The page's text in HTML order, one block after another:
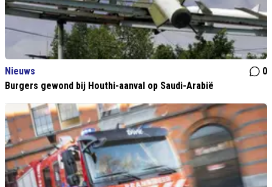
Nieuws
0
Burgers gewond bij Houthi-aanval op Saudi-Arabië